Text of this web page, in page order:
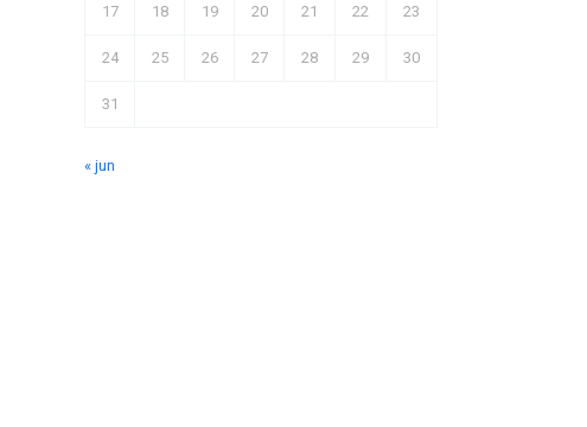
17 18 19 20 21 22 23
24 25 26 27 28 29 30
31
« jun